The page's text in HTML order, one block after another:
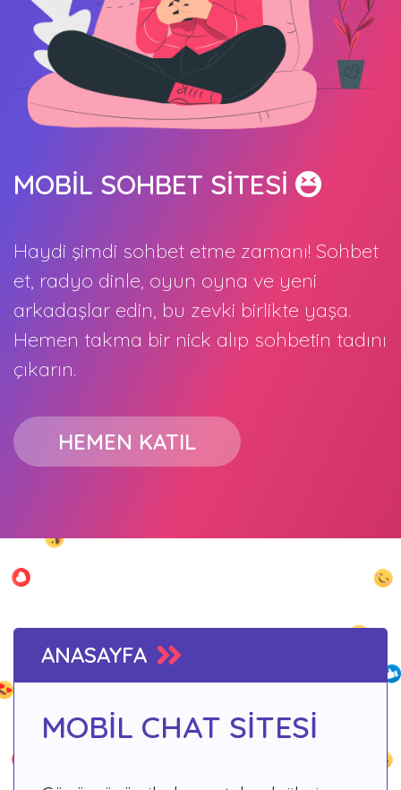
MOBİL SOHBET SİTESİ
Haydi şimdi sohbet etme zamanı! Sohbet
et, radyo dinle, oyun oyna ve yeni
arkadaşlar edin, bu zevki birlikte yaşa.
Hemen takma bir nick alıp sohbetin tadını
çıkarın.
HEMEN KATIL
ANASAYFA
MOBİL CHAT SİTESİ